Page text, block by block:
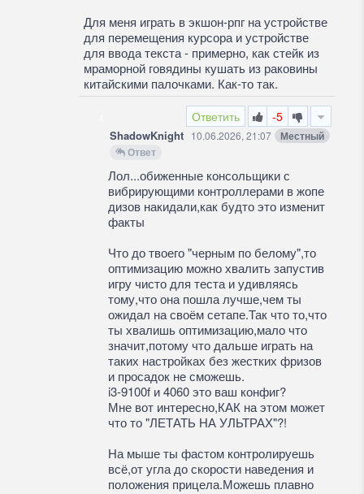
Для меня играть в экшон-рпг на устройстве
для перемещения курсора и устройстве
для ввода текста - примерно, как стейк из
мраморной говядины кушать из раковины
китайскими палочками. Как-то так.
Ответить -5
ShadowKnight 10.06.2026, 21:07
Местный
Ответ
Лол...обиженные консольщики с
вибрирующими контроллерами в жопе
дизов накидали,как будто это изменит
факты
Что до твоего "черным по белому",то
оптимизацию можно хвалить запустив
игру чисто для теста и удивляясь
тому,что она пошла лучше,чем ты
ожидал на своём сетапе.Так что то,что
ты хвалишь оптимизацию,мало что
значит,потому что дальше играть на
таких настройках без жестких фризов
и просадок не сможешь.
i3-9100f и 4060 это ваш конфиг?
Мне вот интересно,КАК на этом может
что то "ЛЕТАТЬ НА УЛЬТРАХ"?!
На мыше ты фастом контролируешь
всё,от угла до скорости наведения и
положения прицела.Можешь плавно